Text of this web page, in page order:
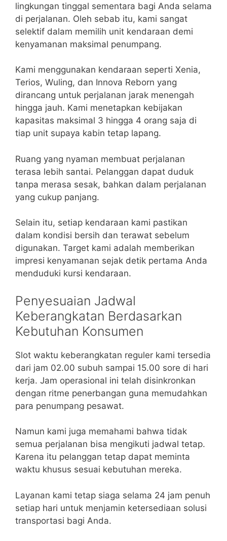
lingkungan tinggal sementara bagi Anda selama
di perjalanan. Oleh sebab itu, kami sangat
selektif dalam memilih unit kendaraan demi
kenyamanan maksimal penumpang.
Kami menggunakan kendaraan seperti Xenia,
Terios, Wuling, dan Innova Reborn yang
dirancang untuk perjalanan jarak menengah
hingga jauh. Kami menetapkan kebijakan
kapasitas maksimal 3 hingga 4 orang saja di
tiap unit supaya kabin tetap lapang.
Ruang yang nyaman membuat perjalanan
terasa lebih santai. Pelanggan dapat duduk
tanpa merasa sesak, bahkan dalam perjalanan
yang cukup panjang.
Selain itu, setiap kendaraan kami pastikan
dalam kondisi bersih dan terawat sebelum
digunakan. Target kami adalah memberikan
impresi kenyamanan sejak detik pertama Anda
menduduki kursi kendaraan.
Penyesuaian Jadwal
Keberangkatan Berdasarkan
Kebutuhan Konsumen
Slot waktu keberangkatan reguler kami tersedia
dari jam 02.00 subuh sampai 15.00 sore di hari
kerja. Jam operasional ini telah disinkronkan
dengan ritme penerbangan guna memudahkan
para penumpang pesawat.
Namun kami juga memahami bahwa tidak
semua perjalanan bisa mengikuti jadwal tetap.
Karena itu pelanggan tetap dapat meminta
waktu khusus sesuai kebutuhan mereka.
Layanan kami tetap siaga selama 24 jam penuh
setiap hari untuk menjamin ketersediaan solusi
transportasi bagi Anda.